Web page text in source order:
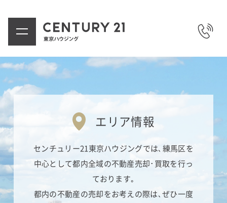
エリア情報
センチュリー21東京ハウジングでは､練馬区を
中心として都内全域の不動産売却･買取を行っ
ております｡
都内の不動産の売却をお考えの際は､ぜひ一度